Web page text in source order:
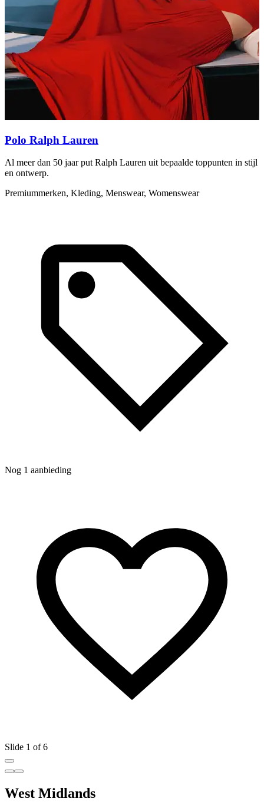
Polo Ralph Lauren
Al meer dan 50 jaar put Ralph Lauren uit bepaalde toppunten in stijl
en ontwerp.
Premiummerken, Kleding, Menswear, Womenswear
Nog 1 aanbieding
Slide 1 of 6
West Midlands